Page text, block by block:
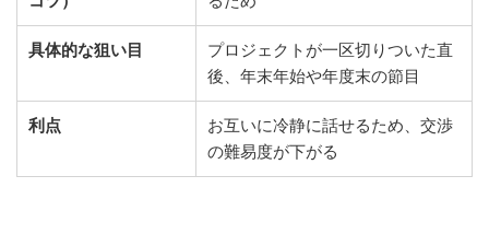
具体的な狙い目
プロジェクトが一区切りついた直
後、年末年始や年度末の節目
利点
お互いに冷静に話せるため、交渉
の難易度が下がる